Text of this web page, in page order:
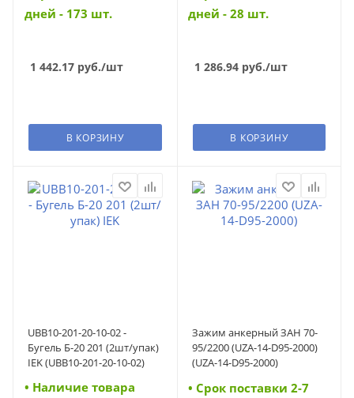
дней - 173 шт.
1 442.17 руб./шт
В КОРЗИНУ
дней - 28 шт.
1 286.94руб./шт
В КОРЗИНУ
UBB10-201-20-10-02 -
Бугель Б-20 201 (2шт/упак)
IEK (UBB10-201-20-10-02)
• Наличие товара
Зажим анкерный ЗАН 70-
95/2200 (UZA-14-D95-2000)
(UZA-14-D95-2000)
• Cрок поставки 2-7